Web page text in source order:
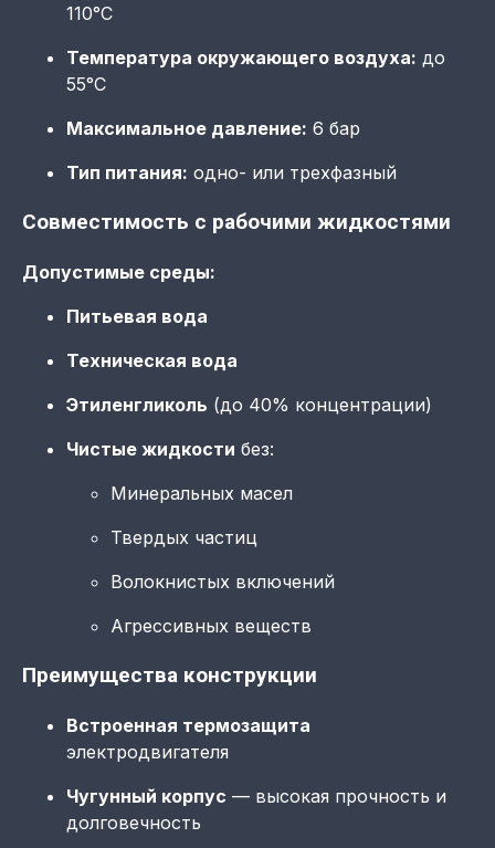
110°C
Температура окружающего воздуха: до
55°C
Максимальное давление: 6 бар
Тип питания: одно- или трехфазный
Совместимость с рабочими жидкостями
Допустимые среды:
Питьевая вода
Техническая вода
Этиленгликоль (до 40% концентрации)
Чистые жидкости без:
Минеральных масел
Твердых частиц
Волокнистых включений
Агрессивных веществ
Преимущества конструкции
Встроенная термозащита
электродвигателя
Чугунный корпус — высокая прочность и
долговечность